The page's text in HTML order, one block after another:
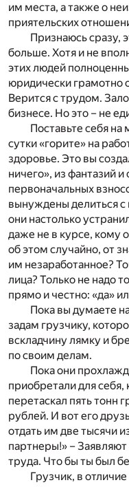
им места, а также о
приятельских
Признаюсь сразу,
больше. Хотя и не
этих людей
юридически грамотно
Верится с трудом.
бизнесе. Но это – не
Поставьте себя
сутки «горите» на
здоровье. Это вы
ничего», из фантазий
первоначальных
вынуждены делиться
они настолько
даже не в курсе, кому
об этом случайно, от
им незаработанное?
лица? Только не надо
прямо и честно: «да»
Пока вы думаете
задам грузчику,
вскладчину лямку и
по своим делам.
Пока они
приобретали для себя,
перетаскал пять тонн
рублей. И вот его
отдать им две тысячи
партнеры!» –
труда. Что бы ты был
Грузчик, в